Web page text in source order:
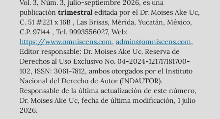
Vol. 3, Núm. 3, julio-septiembre 2026, es una
publicación trimestraleditada por el Dr. Moises Ake Uc,
C. 51 #221 x 16B , Las Brisas, Mérida, Yucatán, México,
C.P. 97144 , Tel. 9993556027, Web:
https://www.omniscens.com, admin@omniscens.com,
Editor responsable: Dr. Moises Ake Uc. Reserva de
Derechos al Uso Exclusivo No. 04-2024-121717181700-
102, ISSN: 3061-7812, ambos otorgados por el Instituto
Nacional del Derecho de Autor (INDAUTOR).
Responsable de la última actualización de este número,
Dr. Moises Ake Uc, fecha de última modificación, 1 julio
2026.